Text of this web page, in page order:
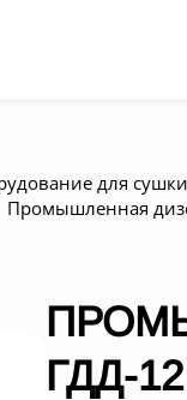
для
Промышленная
ГДД-12